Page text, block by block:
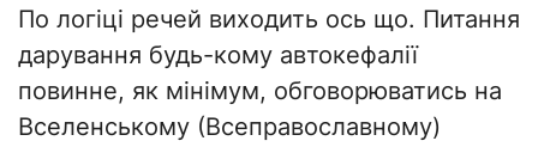
По логіці речей виходить ось що. Питання
дарування будь-кому автокефалії
повинне, як мінімум, обговорюватись на
Вселенському (Всеправославному)